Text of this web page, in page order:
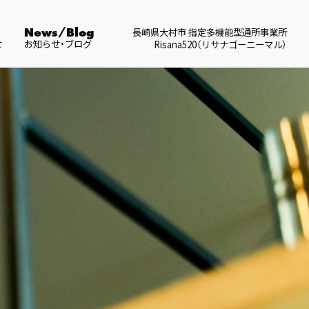
News/Blog
お知らせ・ブログ
長崎県大村市 指定多機能型通所事業所
Risana520（リサナゴーニーマル）